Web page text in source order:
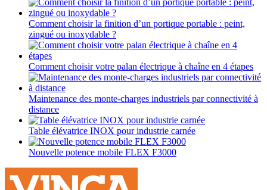
Comment choisir la finition d’un portique portable : peint,
zingué ou inoxydable ?
Comment choisir votre palan électrique à chaîne en 4 étapes
Maintenance des monte-charges industriels par connectivité à
distance
Table élévatrice INOX pour industrie carnée
Nouvelle potence mobile FLEX F3000